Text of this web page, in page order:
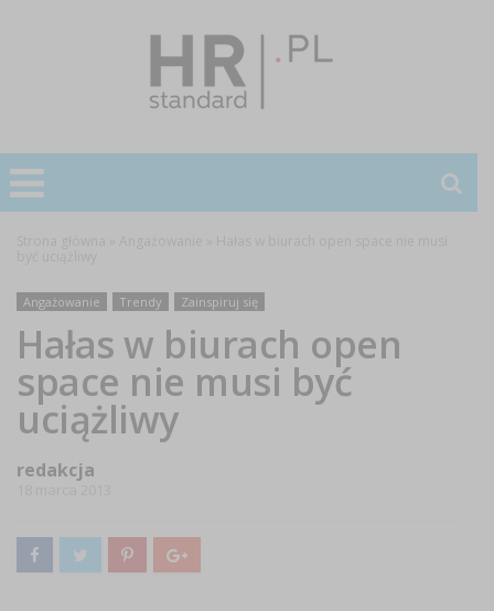
Angażowanie Trendy Zainspiruj się
Hałas w biurach open
space nie musi być
uciążliwy
redakcja